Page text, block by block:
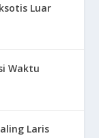
Luar
Waktu
Laris